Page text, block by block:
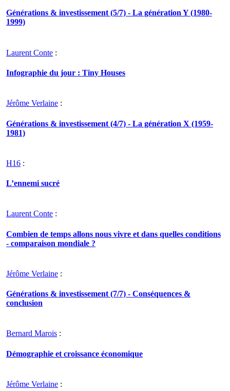
Générations & investissement (5/7) - La génération Y (1980-
1999)
Laurent Conte :
Infographie du jour : Tiny Houses
Jérôme Verlaine :
Générations & investissement (4/7) - La génération X (1959-
1981)
H16 :
L’ennemi sucré
Laurent Conte :
Combien de temps allons nous vivre et dans quelles conditions
- comparaison mondiale ?
Jérôme Verlaine :
Générations & investissement (7/7) - Conséquences &
conclusion
Bernard Marois :
Démographie et croissance économique
Jérôme Verlaine :